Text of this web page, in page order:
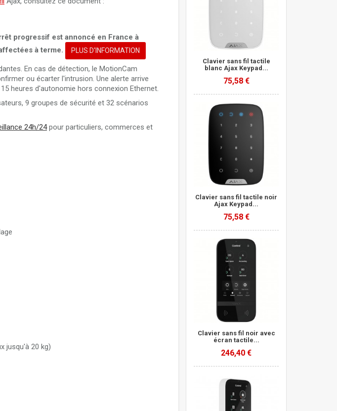
2 RB (Heat/
sans fil noir avec capteur de chaleur et de fumée
(Heat/S
sans contact Ajax Tag pour alarme Hub Ajax
progressif est annoncé en France à
à terme.
PLUS D'INFORMATION
En cas de détection, le MotionCam
ou écarter l'intrusion. Une alerte arrive
heures d'autonomie hors connexion Ethernet.
9 groupes de sécurité et 32 scénarios
24h/24pour particuliers, commerces et
jusqu'à 20 kg)
Clavier sans fil tactile
blanc Ajax Keypad...
75,58 €
Clavier sans fil tactile noir
Ajax Keypad...
75,58 €
Clavier sans fil noir avec
écran tactile...
246,40 €